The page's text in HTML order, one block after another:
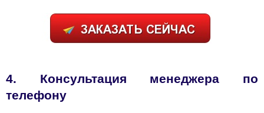
4. Консультация менеджера по
телефону